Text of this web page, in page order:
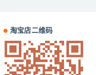
淘宝店二维码